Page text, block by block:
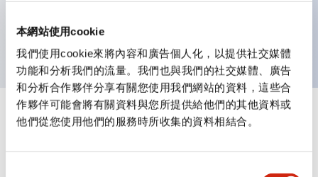
本網站使用cookie
我們使用cookie來將內容和廣告個人化，以提供社交媒體
功能和分析我們的流量。我們也與我們的社交媒體、廣告
和分析合作夥伴分享有關您使用我們網站的資料，這些合
作夥伴可能會將有關資料與您所提供給他們的其他資料或
他們從您使用他們的服務時所收集的資料相結合。
防護結構
規格
審美規範